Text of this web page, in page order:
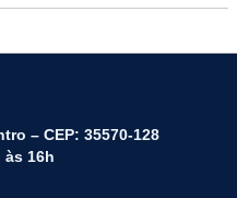
– CEP: 35570-128
às 16h